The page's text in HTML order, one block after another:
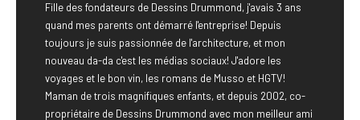
Fille des fondateurs de Dessins Drummond, j'avais 3 ans
quand mes parents ont démarré l'entreprise! Depuis
toujours je suis passionnée de l'architecture, et mon
nouveau da-da c'est les médias sociaux! J'adore les
voyages et le bon vin, les romans de Musso et HGTV!
Maman de trois magnifiques enfants, et depuis 2002, co-
propriétaire de Dessins Drummond avec mon meilleur ami